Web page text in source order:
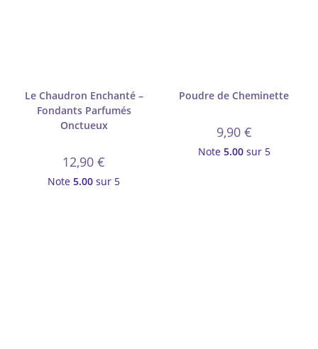
Le Chaudron Enchanté –
Fondants Parfumés
Onctueux
12,90€
Note5.00 sur 5
Poudre de Cheminette
9,90 €
Note 5.00sur 5